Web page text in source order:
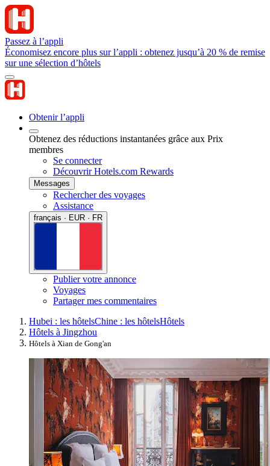
Passez à l’appli
Économisez encore plus sur l’appli : obtenez jusqu’à 20 % de remise
sur une sélection d’hôtels
Obtenir l’appli
Obtenez des réductions instantanées grâce aux Prix
membres
Se connecter
Découvrir Hotels.com Rewards
Messages
Rechercher des voyages
Assistance
français · EUR · FR
Publier votre annonce
Voyages
Partager mes commentaires
Hubei : les hôtelsChine : les hôtelsHôtels
Hôtels à Jingzhou
Hôtels à Xian de Gong'an